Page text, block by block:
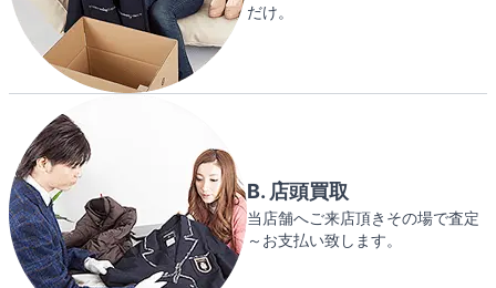
だけ。
B. 店頭買取
当店舗へご来店頂きその場で査定
～お支払い致します。